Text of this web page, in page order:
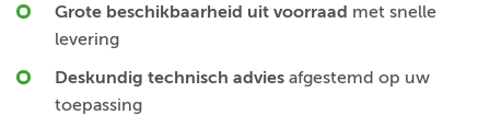
Grote beschikbaarheid uit voorraad met snelle
levering
Deskundig technisch advies afgestemd op uw
toepassing